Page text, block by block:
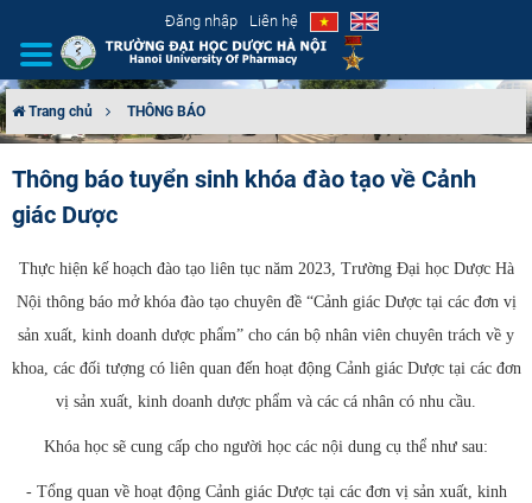
Đăng nhập Liên hệ
CƠ CẤU TỔ CHỨC
TUYỂN SINH
ĐÀO TẠO
ĐẢM BẢO CHẤT LƯỢNG
KHOA HỌC CÔNG NGHỆ
Trang chủ THÔNG BÁO
Thông báo tuyển sinh khóa đào tạo về Cảnh
giác Dược
Thực hiện kế hoạch đào tạo liên tục năm 2023, Trường Đại học Dược Hà
Nội thông báo mở khóa đào tạo chuyên đề “Cảnh giác Dược tại các đơn vị
sản xuất, kinh doanh dược phẩm” cho cán bộ nhân viên chuyên trách về y
khoa, các đối tượng có liên quan đến hoạt động Cảnh giác Dược tại các đơn
vị sản xuất, kinh doanh dược phẩm và các cá nhân có nhu cầu.
Khóa học sẽ cung cấp cho người học các nội dung cụ thể như sau:
- Tổng quan về hoạt động Cảnh giác Dược tại các đơn vị sản xuất, kinh